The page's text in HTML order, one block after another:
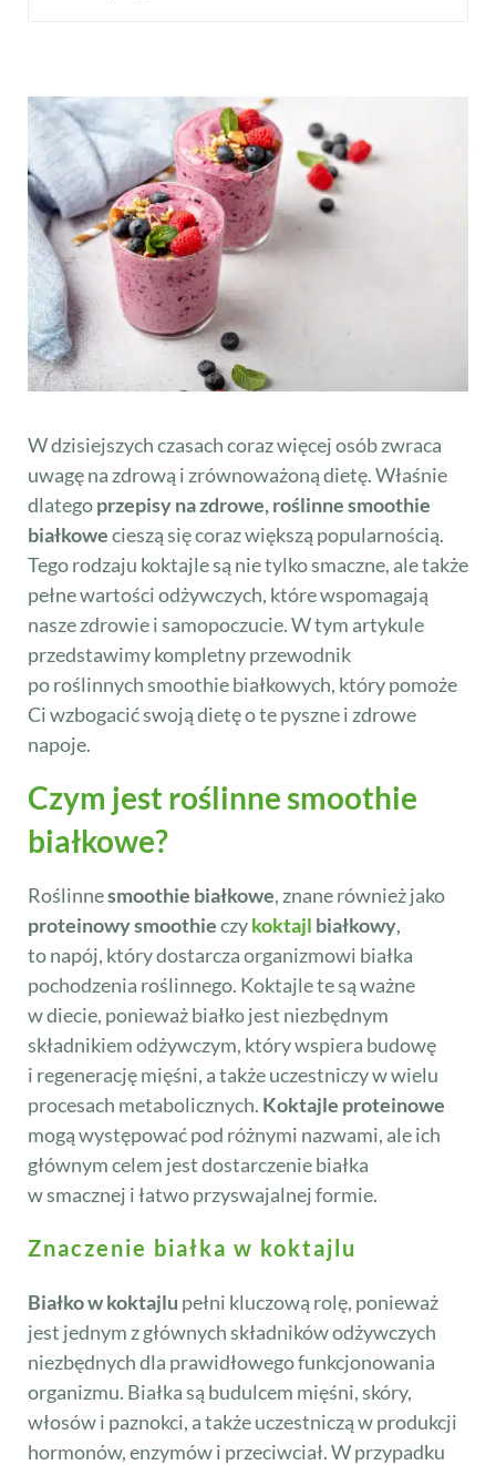
W dzisiejszych czasach coraz więcej osób zwraca
uwagę na zdrową i zrównoważoną dietę. Właśnie
dlategoprzepisy na zdrowe, roślinne smoothie
białkowecieszą się coraz większą popularnością.
Tego rodzaju koktajle są nie tylko smaczne, ale także
pełne wartości odżywczych, które wspomagają
nasze zdrowie i samopoczucie. W tym artykule
przedstawimy kompletny przewodnik
po roślinnych smoothie białkowych, który pomoże
Ci wzbogacić swoją dietę o te pyszne i zdrowe
napoje.
Czym jest roślinne smoothie
białkowe?
Roślinnesmoothie białkowe, znane również jako
proteinowy smoothieczykoktajl białkowy,
to napój, który dostarcza organizmowi białka
pochodzenia roślinnego. Koktajle te są ważne
w diecie, ponieważ białko jest niezbędnym
składnikiem odżywczym, który wspiera budowę
i regenerację mięśni, a także uczestniczy w wielu
procesach metabolicznych. Koktajle proteinowe
mogą występować pod różnymi nazwami, ale ich
głównym celem jest dostarczenie białka
w smacznej i łatwo przyswajalnej formie.
Znaczenie białka w koktajlu
Białko w koktajlu pełni kluczową rolę, ponieważ
jest jednym z głównych składników odżywczych
niezbędnych dla prawidłowego funkcjonowania
organizmu. Białka są budulcem mięśni, skóry,
włosów i paznokci, a także uczestniczą w produkcji
hormonów, enzymów i przeciwciał. W przypadku